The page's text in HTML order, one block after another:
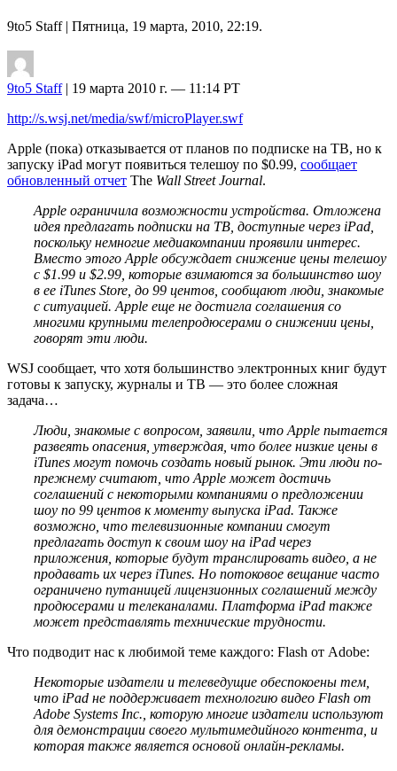
9to5 Staff| Пятница, 19 марта, 2010, 22:19.
9to5 Staff| 19 марта 2010 г. — 11:14 PT
http://s.wsj.net/media/swf/microPlayer.swf
Apple (пока) отказывается от планов по подписке на ТВ, но к
запуску iPad могут появиться телешоу по $0.99, сообщает
обновленный отчет The Wall Street Journal.
Apple ограничила возможности устройства. Отложена
идея предлагать подписки на ТВ, доступные через iPad,
поскольку немногие медиакомпании проявили интерес.
Вместо этого Apple обсуждает снижение цены телешоу
с $1.99 и $2.99, которые взимаются за большинство шоу
в ее iTunes Store, до 99 центов, сообщают люди, знакомые
с ситуацией. Apple еще не достигла соглашения со
многими крупными телепродюсерами о снижении цены,
говорят эти люди.
WSJ сообщает, что хотя большинство электронных книг будут
готовы к запуску, журналы и ТВ — это более сложная
задача…
Люди, знакомые с вопросом, заявили, что Apple пытается
развеять опасения, утверждая, что более низкие цены в
iTunes могут помочь создать новый рынок. Эти люди по-
прежнему считают, что Apple может достичь
соглашений с некоторыми компаниями о предложении
шоу по 99 центов к моменту выпуска iPad. Также
возможно, что телевизионные компании смогут
предлагать доступ к своим шоу на iPad через
приложения, которые будут транслировать видео, а не
продавать их через iTunes. Но потоковое вещание часто
ограничено путаницей лицензионных соглашений между
продюсерами и телеканалами. Платформа iPad также
может представлять технические трудности.
Что подводит нас к любимой теме каждого: Flash от Adobe:
Некоторые издатели и телеведущие обеспокоены тем,
что iPad не поддерживает технологию видео Flash от
Adobe Systems Inc., которую многие издатели используют
для демонстрации своего мультимедийного контента, и
которая также является основой онлайн-рекламы.